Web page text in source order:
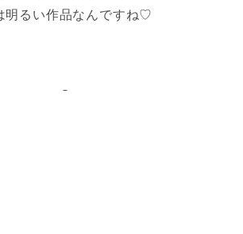
明るい作品なんですね♡